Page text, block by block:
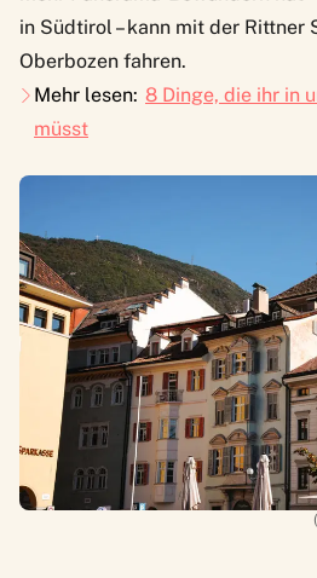
in Südtirol – kann mit der Rittner
Oberbozen fahren.
Mehr lesen: 8 Dinge, die ihr in
müsst